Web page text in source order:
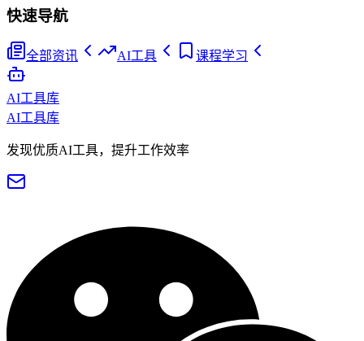
快速导航
全部资讯 AI工具 课程学习
AI工具库
AI工具库
发现优质AI工具，提升工作效率